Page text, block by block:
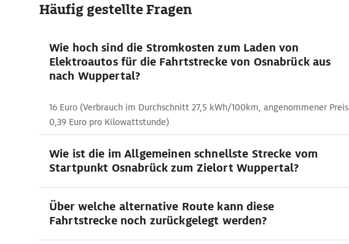
Häufig gestellte Fragen
Wie hoch sind die Stromkosten zum Laden von
Elektroautos für die Fahrtstrecke von Osnabrück aus
nach Wuppertal?
16 Euro (Verbrauch im Durchschnitt 27,5 kWh/100km, angenommener Preis
0,39 Euro pro Kilowattstunde)
Wie ist die im Allgemeinen schnellste Strecke vom
Startpunkt Osnabrück zum Zielort Wuppertal?
Über welche alternative Route kann diese
Fahrtstrecke noch zurückgelegt werden?